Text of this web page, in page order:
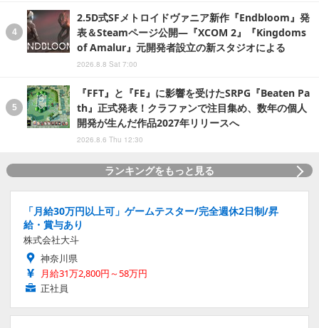
2.5D式SFメトロイドヴァニア新作『Endbloom』発
表＆Steamページ公開―『XCOM 2』『Kingdoms
of Amalur』元開発者設立の新スタジオによる
2026.8.8 Sat 7:00
『FFT』と『FE』に影響を受けたSRPG『Beaten Pa
th』正式発表！クラファンで注目集め、数年の個人
開発が生んだ作品2027年リリースへ
2026.8.6 Thu 12:30
ランキングをもっと見る
「月給30万円以上可」ゲームテスター/完全週休2日制/昇
給・賞与あり
株式会社大斗
神奈川県
月給31万2,800円～58万円
正社員